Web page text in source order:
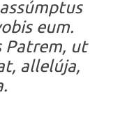
eum.
Patrem, ut
allelúja,